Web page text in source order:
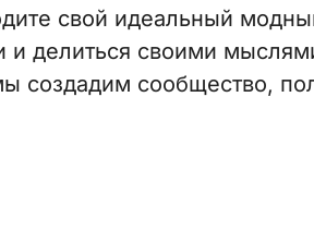
свой идеальный
и делиться своими
создадим сообщество,